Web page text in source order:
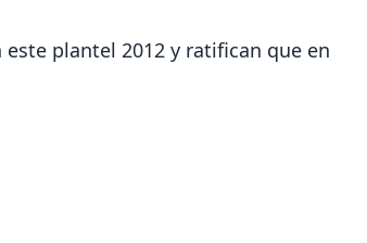
plantel 2012 y ratifican que en